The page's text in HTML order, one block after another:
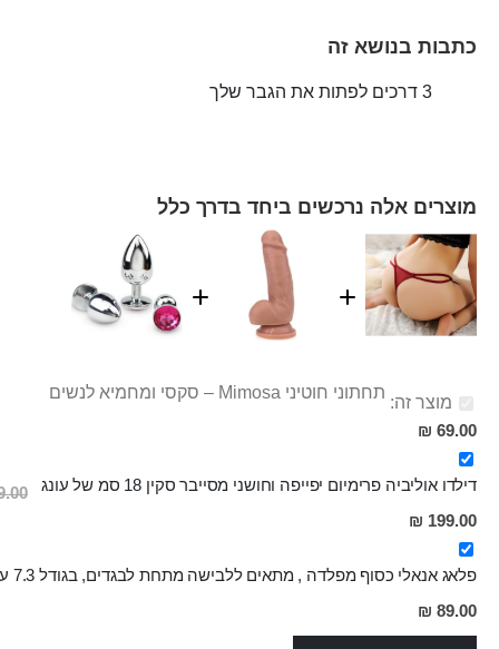
כתבות בנושא זה
3 דרכים לפתות את הגבר שלך
מוצרים אלה נרכשים ביחד בדרך כלל
מוצר זה:
תחתוני חוטיני Mimosa – סקסי ומחמיא לנשים
69.00 ₪
דילדו אוליביה פרימיום יפייפה וחושני מסייבר סקין 18 סמ של עונג ₪
מחיר
מבצע
199.00 ₪
פלאג אנאלי כסוף מפלדה , מתאים ללבישה מתחת לבגדים, בגודל 7.3 על 2.8 ס"מ
מחיר
מבצע
89.00 ₪